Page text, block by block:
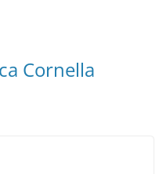
Cornella